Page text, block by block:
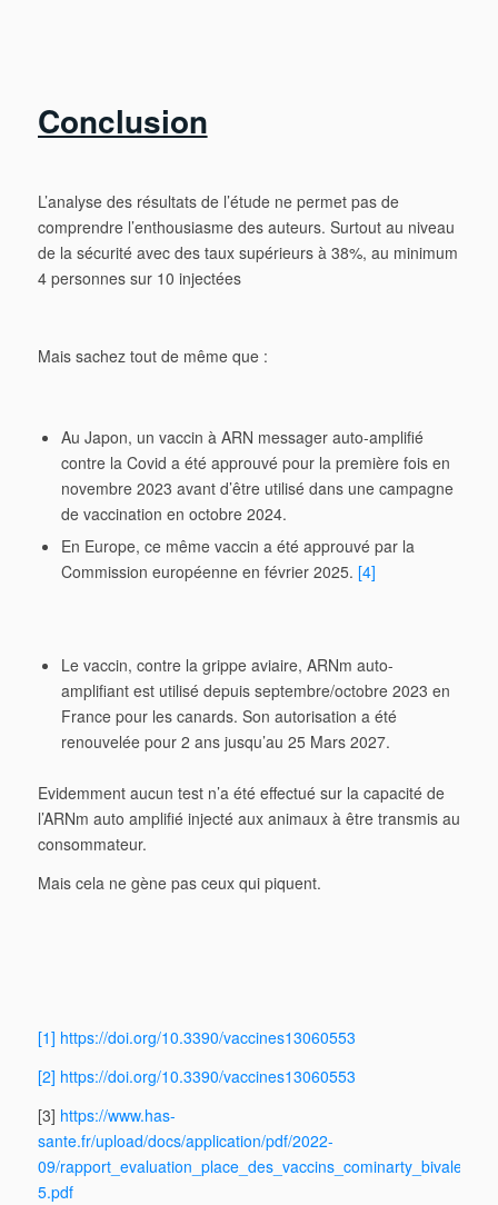
Conclusion
L’analyse des résultats de l’étude ne permet pas de
comprendre l’enthousiasme des auteurs. Surtout au niveau
de la sécurité avec des taux supérieurs à 38%, au minimum
4 personnes sur 10 injectées
Mais sachez tout de même que :
Au Japon, un vaccin à ARN messager auto-amplifié
contre la Covid a été approuvé pour la première fois en
novembre 2023 avant d’être utilisé dans une campagne
de vaccination en octobre 2024.
En Europe, ce même vaccin a été approuvé par la
Commission européenne en février 2025. [4]
Le vaccin, contre la grippe aviaire, ARNm auto-
amplifiant est utilisé depuis septembre/octobre 2023 en
France pour les canards. Son autorisation a été
renouvelée pour 2 ans jusqu’au 25 Mars 2027.
Evidemment aucun test n’a été effectué sur la capacité de
l’ARNm auto amplifié injecté aux animaux à être transmis au
consommateur.
Mais cela ne gène pas ceux qui piquent.
[1] https://doi.org/10.3390/vaccines13060553
[2] https://doi.org/10.3390/vaccines13060553
[3] https://www.has-
sante.fr/upload/docs/application/pdf/2022-
09/
5.pdf